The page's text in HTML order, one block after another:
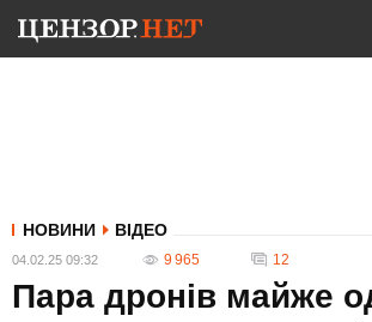
НОВИНИ ВІДЕО
04.02.25 09:32 9 965 12
Пара дронів майже